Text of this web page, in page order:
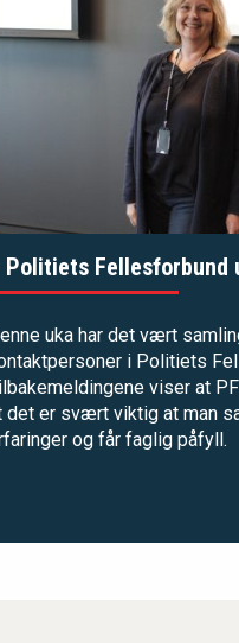
Politiets
uka har det vært
i Politiets
viser at
det er svært viktig at man
og får faglig påfyll.